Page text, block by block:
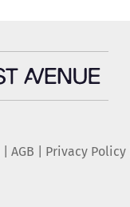
AGB Privacy Policy|